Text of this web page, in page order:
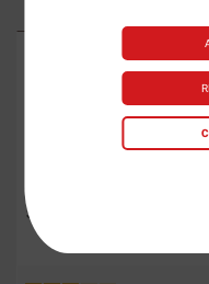
Saw Palmetto